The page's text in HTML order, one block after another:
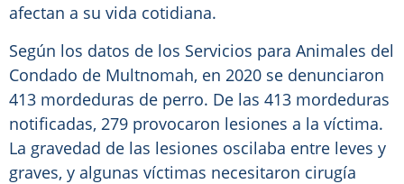
afectan a su vida cotidiana.
Según los datos de los Servicios para Animales del
Condado de Multnomah, en 2020 se denunciaron
413 mordeduras de perro. De las 413 mordeduras
notificadas, 279 provocaron lesiones a la víctima.
La gravedad de las lesiones oscilaba entre leves y
graves, y algunas víctimas necesitaron cirugía